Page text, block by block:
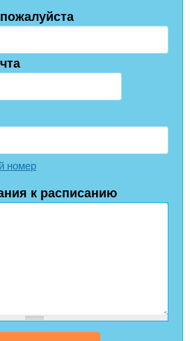
номер
к расписанию